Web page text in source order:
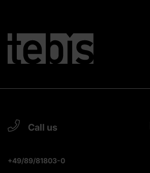
Call us
+49/89/81803-0